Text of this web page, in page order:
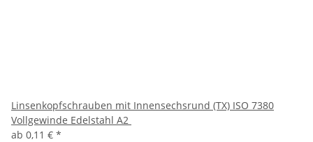
Linsenkopfschrauben mit Innensechsrund (TX) ISO 7380
Vollgewinde Edelstahl A2
ab 0,11 € *